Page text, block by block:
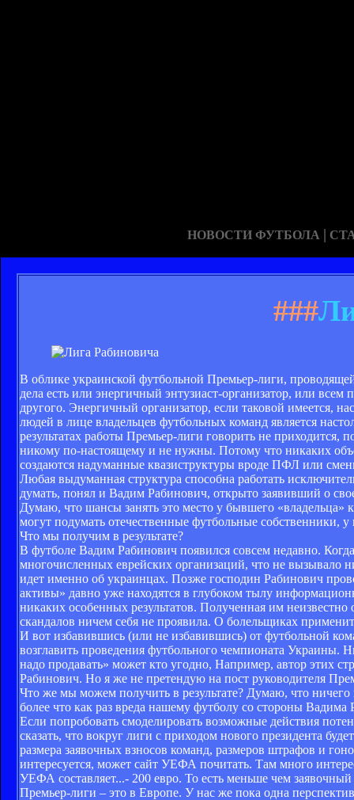
НОВОСТИ ФУТБОЛА |
###
В облике украинской футбольной Премьер-лиги,
дела есть или энергичный энтузиаст-организатор, или
другого. Энергичный организатор, если таковой имеется,
людей в лице владельцев футбольных команд является
результатах работы Премьер-лиги говорить не приходится,
никому по-настоящему и не нужны. Потому что никаких
создаются надуманные квазиструктуры вроде ПФЛ или
Любая выдуманная структура способна работать
думать, понял и Вадим Рабинович, открыто заявивший о
Думаю, что шансы занять это место у бывшего «владельца»
могут подумать отечественные футбольные собственники,
Что мы получим в результате?
В футболе Вадим Рабинович появился совсем недавно.
многочисленных еврейских организаций, что не вызывало
идет именно об украинцах. Позже господин Рабинович
активы» давно уже находятся в глубоком тылу
никаких особенных результатов. Полученная им
скандалов ничем себя не проявила. О болельщиках
И вот избавившись (или не избавившись) от футбольной
возглавить проведения футбольного чемпионата Украины.
надо продавать» может кто угодно, Например, автор этих
Рабинович. Но я же не претендую на пост руководителя
Что же мы можем получить в результате? Думаю, что
более что как раз вреда нашему футболу со стороны
Если попробовать смоделировать возможные действия
сказать, что вокруг лиги с приходом нового президента
размера заявочных взносов команд, размеров штрафов и
интересуется, может сайт УЕФА почитать. Там много
УЕФА составляет...- 200 евро. То есть меньше чем
Премьер-лиги – это в Европе. У нас же пока одна